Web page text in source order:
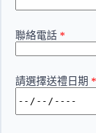
聯絡電話 *
請選擇送禮日期 *